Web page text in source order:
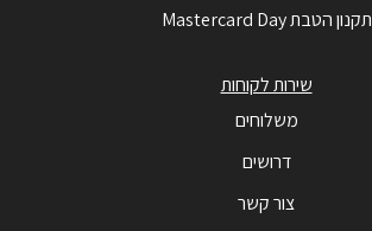
תקנון הטבת Mastercard Day
שירות לקוחות
משלוחים
דרושים
צור קשר